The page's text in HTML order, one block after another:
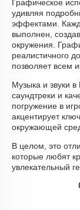
Графическое
удивляя
эффектами.
выполнен,
окружения.
реалистичного
позволяет всем
Музыка и звуки
саундтреки и
погружение в
акцентирует
окружающей
В целом, это
которые любят
увлекательный